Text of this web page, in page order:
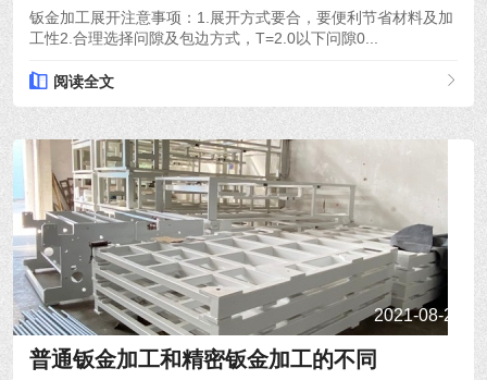
钣金加工展开注意事项：1.展开方式要合，要便利节省材料及加
工性2.合理选择问隙及包边方式，T=2.0以下问隙0...
阅读全文
2021-08-24
普通钣金加工和精密钣金加工的不同